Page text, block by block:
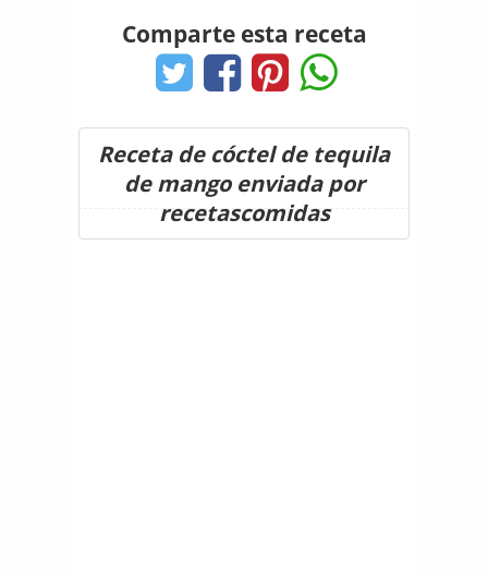
Comparte esta receta
Receta de cóctel de tequila
de mango enviada por
recetascomidas